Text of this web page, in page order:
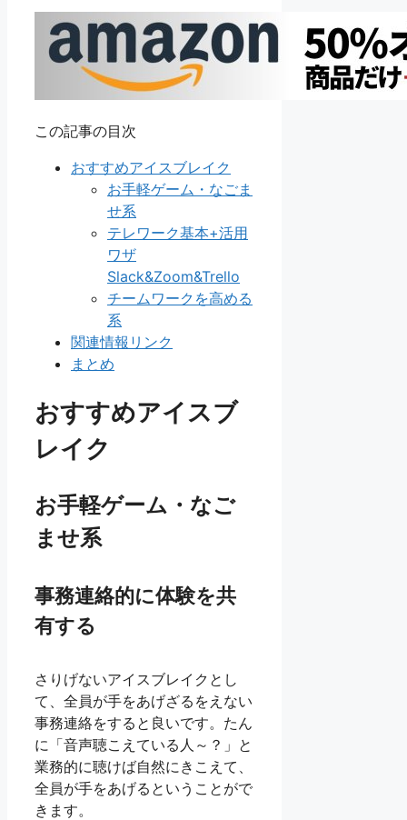
この記事の目次
おすすめアイスブレイク
お手軽ゲーム・なごま
せ系
テレワーク基本+活用
ワザ
Slack&Zoom&Trello
チームワークを高める
系
関連情報リンク
まとめ
おすすめアイスブ
レイク
お手軽ゲーム・なご
ませ系
事務連絡的に体験を共
有する
さりげないアイスブレイクとし
て、全員が手をあげざるをえない
事務連絡をすると良いです。たん
に「音声聴こえている人～？」と
業務的に聴けば自然にきこえて、
全員が手をあげるということがで
きます。